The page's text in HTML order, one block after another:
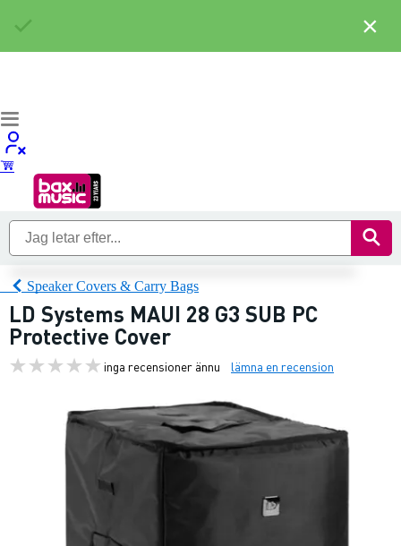
Speaker Covers & Carry Bags
LD Systems MAUI 28 G3 SUB PC
Protective Cover
inga recensioner ännu lämna en recension
×